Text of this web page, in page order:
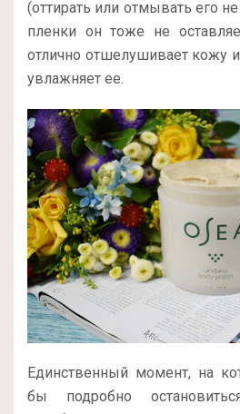
(оттирать или отмывать его
пленки он тоже не
отлично отшелушивает кожу
увлажняет ее.
Единственный момент, на
бы подробно